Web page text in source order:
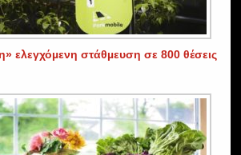
ελεγχόµενη στάθµευση σε 800 θέσεις